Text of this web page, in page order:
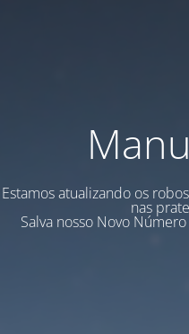
Estamos atualizando os
nas
Salva nosso Novo